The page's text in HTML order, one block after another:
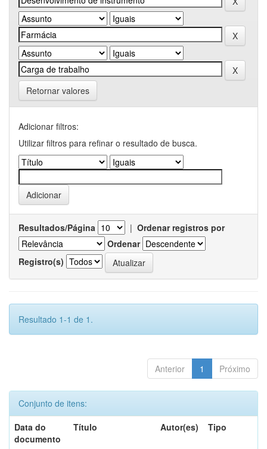
Retornar valores
Adicionar filtros:
Utilizar filtros para refinar o resultado de busca.
Resultados/Página | Ordenar registros por
Ordenar
Registro(s)
Resultado 1-1 de 1.
Anterior 1 Próximo
Conjunto de itens:
Data do
documento
Título Autor(es) Tipo